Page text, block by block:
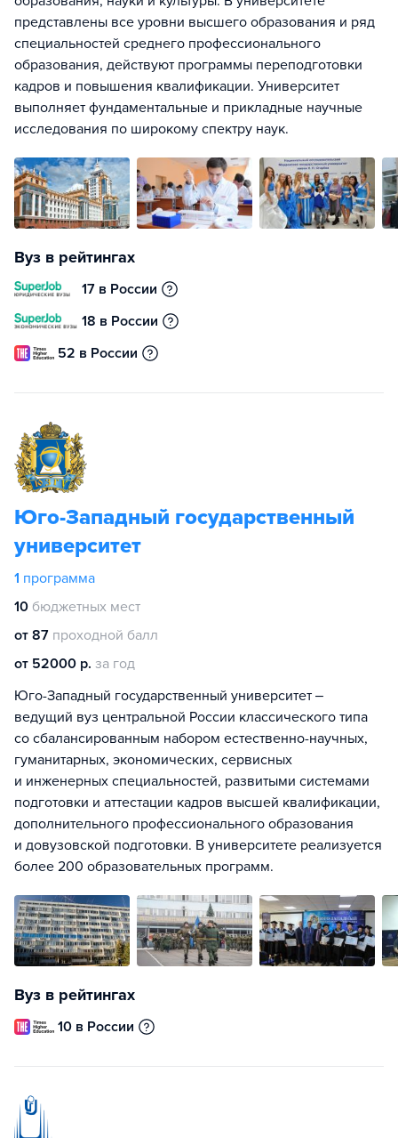
представлены все уровни высшего образования и ряд
специальностей среднего профессионального
образования, действуют программы переподготовки
кадров и повышения квалификации. Университет
выполняет фундаментальные и прикладные научные
исследования по широкому спектру наук.
Вуз в рейтингах
17 в России
18 в России
52 в России
Юго-Западный государственный
университет
1 программа
10 бюджетных мест
от 87 проходной балл
от 52000 р. за год
Юго-Западный государственный университет ‒
ведущий вуз центральной России классического типа
со сбалансированным набором естественно-научных,
гуманитарных, экономических, сервисных
и инженерных специальностей, развитыми системами
подготовки и аттестации кадров высшей квалификации,
дополнительного профессионального образования
и довузовской подготовки. В университете реализуется
более 200 образовательных программ.
Вуз в рейтингах
10 в России